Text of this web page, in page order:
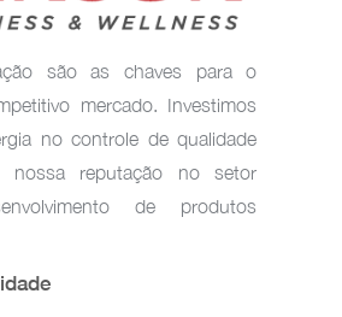
são as chaves para o
mercado. Investimos
no controle de qualidade
nossa reputação no setor
de produtos